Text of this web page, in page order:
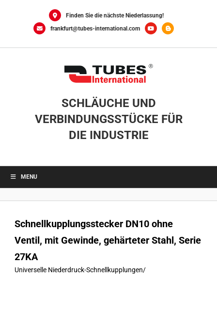
Finden Sie die nächste Niederlassung!
frankfurt@tubes-international.com
SCHLÄUCHE UND
VERBINDUNGSSTÜCKE FÜR
DIE INDUSTRIE
MENU
Schnellkupplungsstecker DN10 ohne
Ventil, mit Gewinde, gehärteter Stahl, Serie
27KA
Universelle Niederdruck-Schnellkupplungen/